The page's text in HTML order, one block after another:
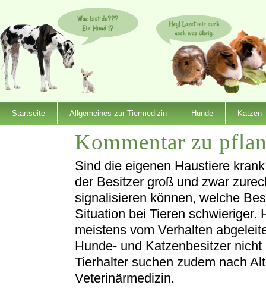
Startseite Allgemeines zur Tiermedizin Hunde Katzen
Kommentar zu
Sind die eigenen Haustiere
der Besitzer groß und zwar
signalisieren können, welche
Situation bei Tieren schwieriger.
meistens vom Verhalten
Hunde- und Katzenbesitzer
Tierhalter suchen zudem nach
Veterinärmedizin.